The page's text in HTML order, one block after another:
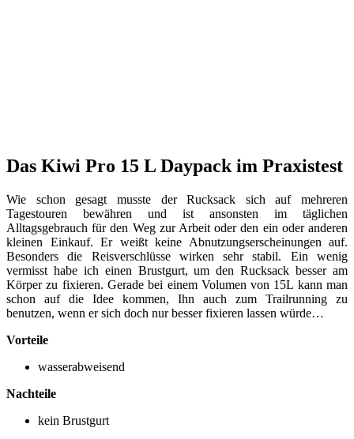
Das Kiwi Pro 15 L Daypack im Praxistest
Wie schon gesagt musste der Rucksack sich auf mehreren
Tagestouren bewähren und ist ansonsten im täglichen
Alltagsgebrauch für den Weg zur Arbeit oder den ein oder anderen
kleinen Einkauf. Er weißt keine Abnutzungserscheinungen auf.
Besonders die Reisverschlüsse wirken sehr stabil. Ein wenig
vermisst habe ich einen Brustgurt, um den Rucksack besser am
Körper zu fixieren. Gerade bei einem Volumen von 15L kann man
schon auf die Idee kommen, Ihn auch zum Trailrunning zu
benutzen, wenn er sich doch nur besser fixieren lassen würde…
Vorteile
wasserabweisend
Nachteile
kein Brustgurt